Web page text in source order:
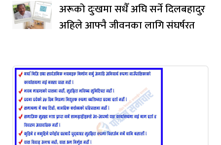
अरूको दुःखमा सधैँ अघि सर्ने दिलबहादुर
अहिले आफ्नै जीवनका लागि संघर्षरत